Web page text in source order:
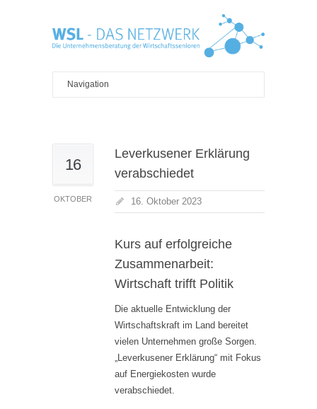
16
OKTOBER
Leverkusener Erklärung
verabschiedet
16. Oktober 2023
Kurs auf erfolgreiche
Zusammenarbeit:
Wirtschaft trifft Politik
Die aktuelle Entwicklung der
Wirtschaftskraft im Land bereitet
vielen Unternehmen große Sorgen.
„Leverkusener Erklärung“ mit Fokus
auf Energiekosten wurde
verabschiedet.